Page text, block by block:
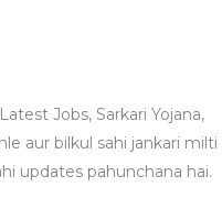
Jobs, Sarkari Yojana,
aur bilkul sahi jankari milti
updates pahunchana hai.